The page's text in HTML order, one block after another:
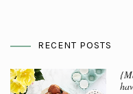
RECENT POSTS